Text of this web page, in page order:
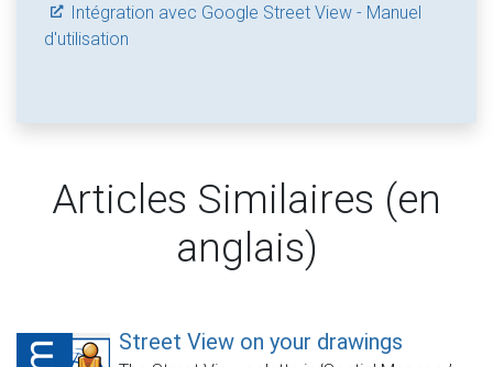
Intégration avec Google Street View - Manuel
d'utilisation
Articles Similaires (en
anglais)
Street View on your drawings